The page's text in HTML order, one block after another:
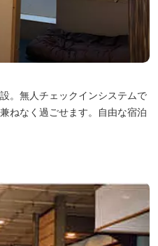
。無人チェックインシステムで
ねなく過ごせます。自由な宿泊